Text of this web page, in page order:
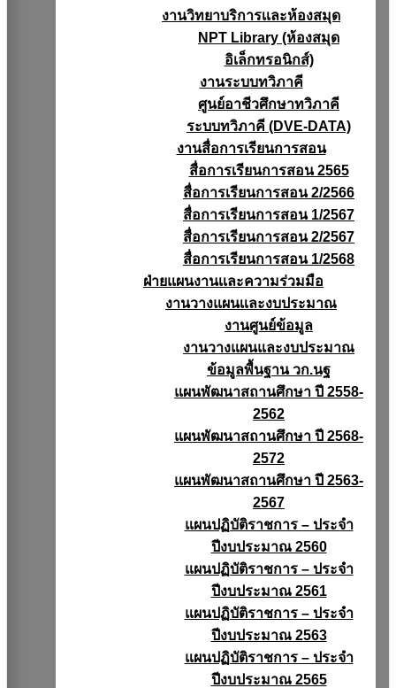
งานวิทยาบริการเเละห้องสมุด
NPT Library (ห้องสมุด
อิเล็กทรอนิกส์)
งานระบบทวิภาคี
ศูนย์อาชีวศึกษาทวิภาคี
ระบบทวิภาคี (DVE-DATA)
งานสื่อการเรียนการสอน
สื่อการเรียนการสอน 2565
สื่อการเรียนการสอน 2/2566
สื่อการเรียนการสอน 1/2567
สื่อการเรียนการสอน 2/2567
สื่อการเรียนการสอน 1/2568
ฝ่ายแผนงานเเละความร่วมมือ
งานวางแผนเเละงบประมาณ
งานศูนย์ข้อมูล
งานวางแผนและงบประมาณ
ข้อมูลพื้นฐาน วก.นฐ
แผนพัฒนาสถานศึกษา ปี 2558-
2562
แผนพัฒนาสถานศึกษา ปี 2568-
2572
แผนพัฒนาสถานศึกษา ปี 2563-
2567
แผนปฏิบัติราชการ – ประจำ
ปีงบประมาณ 2560
แผนปฏิบัติราชการ – ประจำ
ปีงบประมาณ 2561
แผนปฏิบัติราชการ – ประจำ
ปีงบประมาณ 2563
แผนปฏิบัติราชการ – ประจำ
ปีงบประมาณ 2565